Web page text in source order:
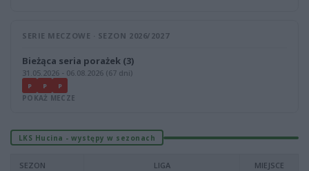
SERIE MECZOWE · SEZON 2026/2027
Bieżąca seria porażek (3)
31.05.2026 - 06.08.2026 (67 dni)
P P P
POKAŻ MECZE
LKS Hucina - występy w sezonach
SEZON LIGA MIEJSCE